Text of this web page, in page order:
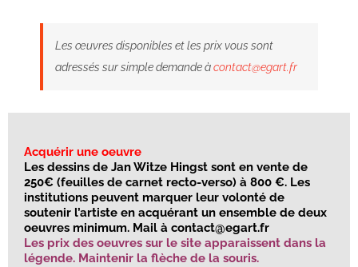
Les œuvres disponibles et les prix vous sont
adressés sur simple demande àcontact@egart.fr
Acquérir une oeuvre
Les dessins de Jan Witze Hingst sont en vente de
250€ (feuilles de carnet recto-verso) à 800 €. Les
institutions peuvent marquer leur volonté de
soutenir l’artiste en acquérant un ensemble de deux
oeuvres minimum. Mail à contact@egart.fr
Les prix des oeuvres sur le site apparaissent dans la
légende. Maintenir la flèche de la souris.